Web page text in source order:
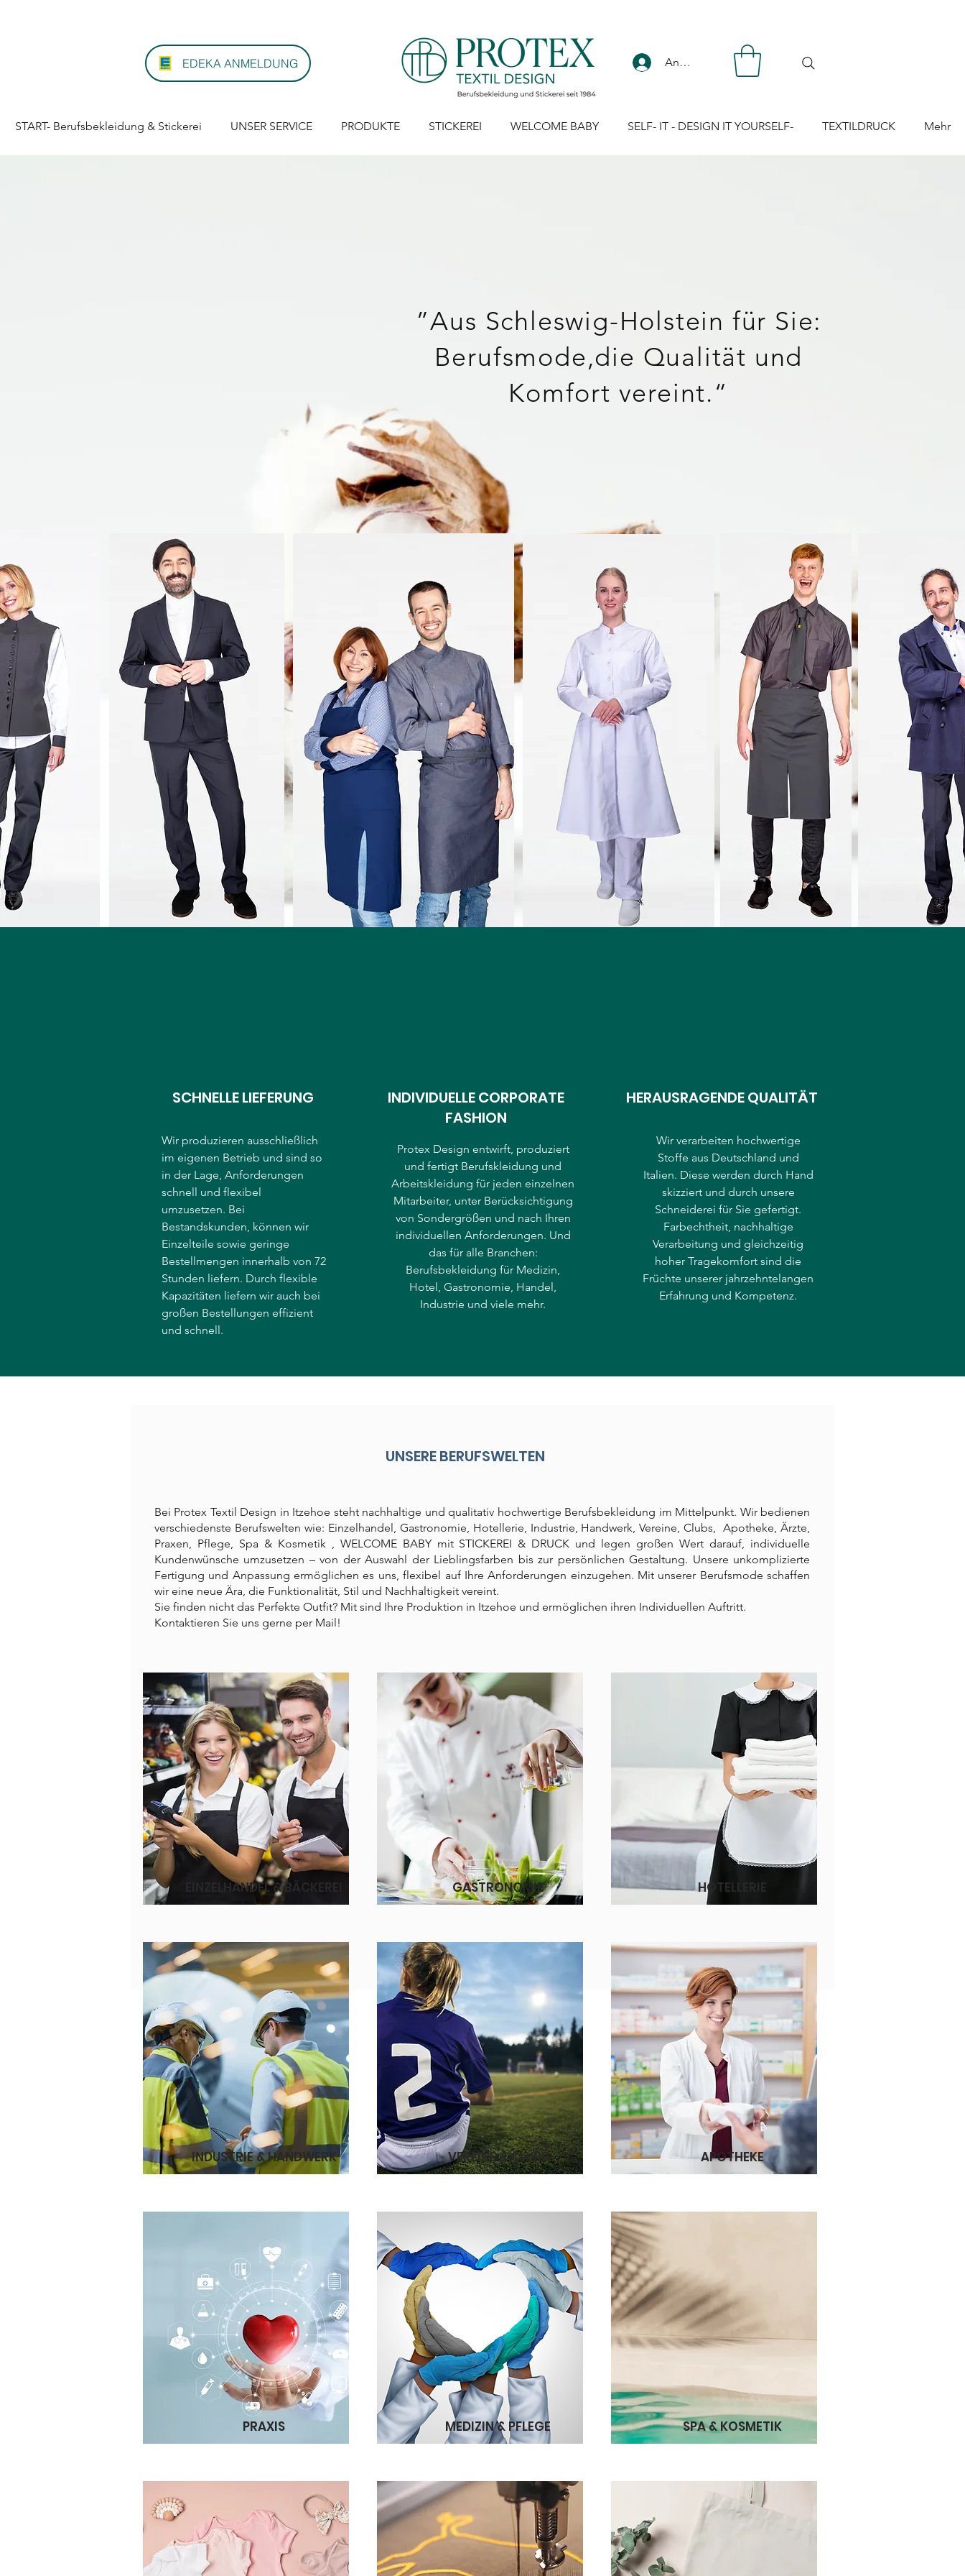
EDEKA ANMELDUNG Anmelden
START- Berufsbekleidung & Stickerei UNSER SERVICE PRODUKTE STICKEREI WELCOME BABY SELF- IT - DESIGN IT YOURSELF- TEXTILDRUCK Mehr
”Aus Schleswig-Holstein für Sie:
Berufsmode,die Qualität und
Komfort vereint.“
SCHNELLE LIEFERUNG
Wir produzieren ausschließlich
im eigenen Betrieb und sind so
in der Lage, Anforderungen
schnell und flexibel
umzusetzen. Bei
Bestandskunden, können wir
Einzelteile sowie geringe
Bestellmengen innerhalb von 72
Stunden liefern. Durch flexible
Kapazitäten liefern wir auch bei
großen Bestellungen effizient
und schnell.
INDIVIDUELLE CORPORATE
FASHION
Protex Design entwirft, produziert
und fertigt Berufskleidung und
Arbeitskleidung für jeden einzelnen
Mitarbeiter, unter Berücksichtigung
von Sondergrößen und nach Ihren
individuellen Anforderungen. Und
das für alle Branchen:
Berufsbekleidung für Medizin,
Hotel, Gastronomie, Handel,
Industrie und viele mehr.
HERAUSRAGENDE QUALITÄT
Wir verarbeiten hochwertige
Stoffe aus Deutschland und
Italien. Diese werden durch Hand
skizziert und durch unsere
Schneiderei für Sie gefertigt.
Farbechtheit, nachhaltige
Verarbeitung und gleichzeitig
hoher Tragekomfort sind die
Früchte unserer jahrzehntelangen
Erfahrung und Kompetenz.
UNSERE BERUFSWELTEN
Bei Protex Textil Design in Itzehoe steht nachhaltige und qualitativ hochwertige Berufsbekleidung im Mittelpunkt. Wir bedienen
verschiedenste Berufswelten wie: Einzelhandel, Gastronomie, Hotellerie, Industrie, Handwerk, Vereine, Clubs, Apotheke, Ärzte,
Praxen, Pflege, Spa & Kosmetik , WELCOME BABY mit STICKEREI & DRUCK und legen großen Wert darauf, individuelle
Kundenwünsche umzusetzen – von der Auswahl der Lieblingsfarben bis zur persönlichen Gestaltung. Unsere unkomplizierte
Fertigung und Anpassung ermöglichen es uns, flexibel auf Ihre Anforderungen einzugehen. Mit unserer Berufsmode schaffen
wir eine neue Ära, die Funktionalität, Stil und Nachhaltigkeit vereint.
Sie finden nicht das Perfekte Outfit? Mit sind Ihre Produktion in Itzehoe und ermöglichen ihren Individuellen Auftritt.
Kontaktieren Sie uns gerne per Mail!
EINZELHANDEL & BÄCKEREI
INDUSTRIE & HANDWERK
PRAXIS
GASTRONOMIE
VEREINE & CLUBS
MEDIZIN & PFLEGE
HOTELLERIE
APOTHEKE
SPA & KOSMETIK